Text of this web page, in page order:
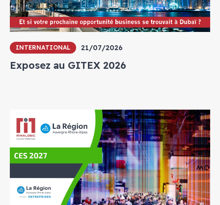
INTERNATIONAL 21/07/2026
Exposez au GITEX 2026